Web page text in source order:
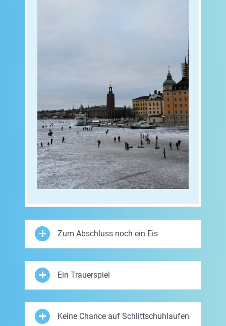
Zum Abschluss noch ein Eis
Ein Trauerspiel
Keine Chance auf Schlittschuhlaufen